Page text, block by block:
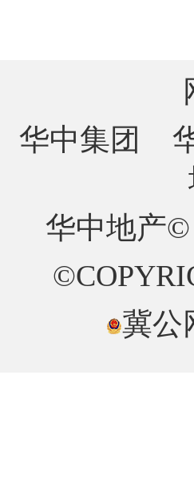
华中集团
华中地产
冀公